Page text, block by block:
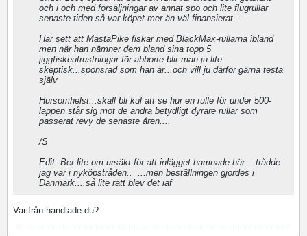
och i och med försäljningar av annat spö och lite flugrullar
senaste tiden så var köpet mer än väl finansierat....
Har sett att MastaPike fiskar med BlackMax-rullarna ibland
men när han nämner dem bland sina topp 5
jiggfiskeutrustningar för abborre blir man ju lite
skeptisk...sponsrad som han är...och vill ju därför gärna testa
själv
Hursomhelst...skall bli kul att se hur en rulle för under 500-
lappen står sig mot de andra betydligt dyrare rullar som
passerat revy de senaste åren....
/S
Edit: Ber lite om ursäkt för att inlägget hamnade här....trådde
jag var i nyköpstråden..
...men beställningen gjordes i
Danmark....så lite rätt blev det iaf
Varifrån handlade du?